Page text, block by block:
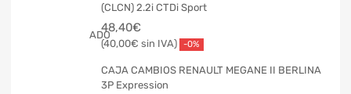
(CLCN) 2.2i CTDi Sport
48,40€
40,00€ -0%
CAJA CAMBIOS RENAULT MEGANE II BERLINA
3P Expression